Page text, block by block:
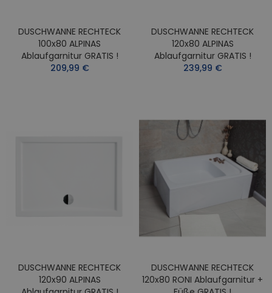
DUSCHWANNE RECHTECK
100x80 ALPINAS
Ablaufgarnitur GRATIS !
209,99 €
DUSCHWANNE RECHTECK
120x80 ALPINAS
Ablaufgarnitur GRATIS !
239,99 €
DUSCHWANNE RECHTECK
120x90 ALPINAS
DUSCHWANNE RECHTECK
120x80 RONI Ablaufgarnitur +